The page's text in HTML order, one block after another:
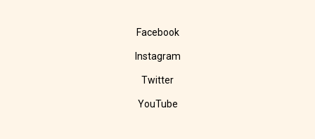
Facebook
Instagram
Twitter
YouTube